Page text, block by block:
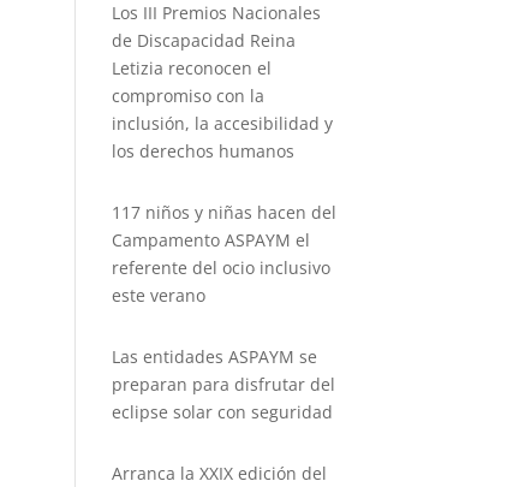
Los III Premios Nacionales
de Discapacidad Reina
Letizia reconocen el
compromiso con la
inclusión, la accesibilidad y
los derechos humanos
117 niños y niñas hacen del
Campamento ASPAYM el
referente del ocio inclusivo
este verano
Las entidades ASPAYM se
preparan para disfrutar del
eclipse solar con seguridad
Arranca la XXIX edición del